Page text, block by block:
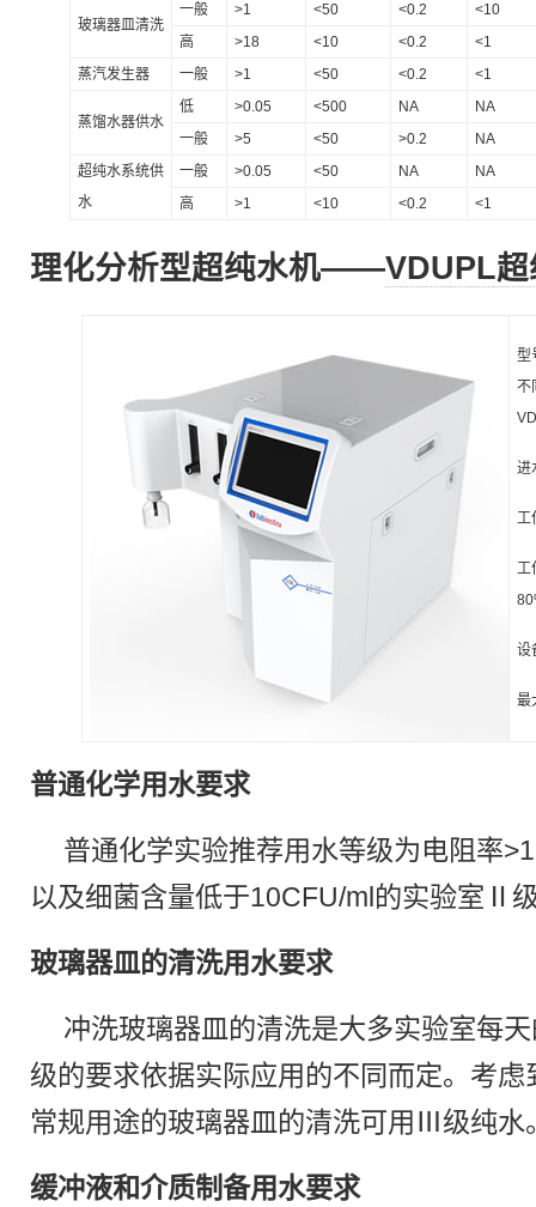
玻璃器皿清洗
一般 >1 <50 <0.2
<10
高
>18 <10 <0.2
<1
蒸汽发生器
一般 >1 <50 <0.2 <1
蒸馏水器供水
低 >0.05 <500 NA
NA
一般
>5 <50 >0.2
NA
超纯水系统供
水
一般 >0.05 <50 NA
NA
高
>1 <10 <0.2 <1
理化分析型超纯水机——VDUPL超
型
不
进
工
工
设
最
普通化学用水要求
普通化学实验推荐用水等级为电阻率
以及细菌含量低于10CFU/ml的实验室Ⅱ
玻璃器皿的清洗用水要求
冲洗玻璃器皿的清洗是大多实验室每
级的要求依据实际应用的不同而定。考
常规用途的玻璃器皿的清洗可用Ⅲ级纯水
缓冲液和介质制备用水要求